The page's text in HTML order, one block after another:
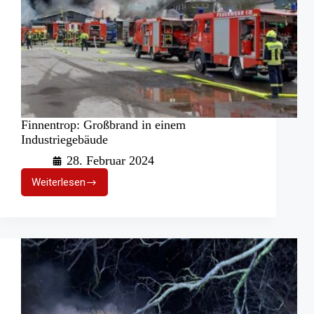
Finnentrop: Großbrand in einem
Industriegebäude
28. Februar 2024
WeiterlesenFinnentrop:
Großbrand
Industriegebäude